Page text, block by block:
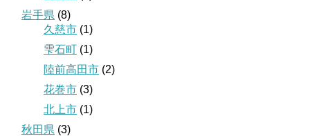
岩手県 (8)
久慈市 (1)
雫石町 (1)
陸前高田市 (2)
花巻市 (3)
北上市 (1)
秋田県 (3)